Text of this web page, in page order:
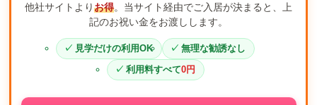
他社サイトよりお得。当サイト経由でご入居が決まると、上
記のお祝い金をお渡しします。
見学だけの利用OK
無理な勧誘なし
利用料すべて0円